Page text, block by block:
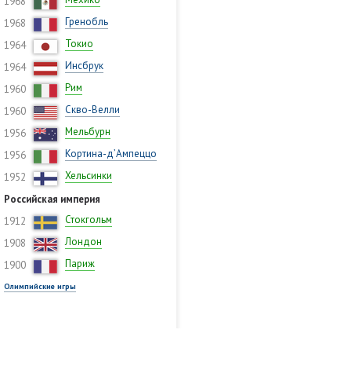
1968
Гренобль
1964
Токио
1964
Инсбрук
1960
Рим
1960
Скво-Велли
1956
Мельбурн
1956
Кортина-д’Ампеццо
1952
Хельсинки
Российская империя
1912
Стокгольм
1908
Лондон
1900
Париж
Олимпийские игры